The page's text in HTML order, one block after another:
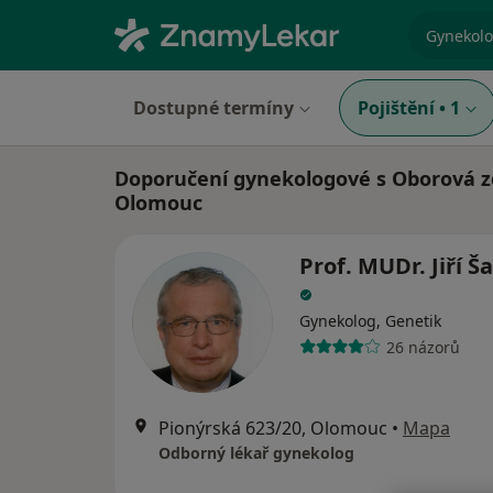
Dostupné termíny Pojištění • 1
Doporučení gynekologové s Oborová
Olomouc
Prof. MUDr. Jiří
Gynekolog, Genetik
26 názorů
Pionýrská 623/20, Olomouc • Mapa
Odborný lékař gynekolog